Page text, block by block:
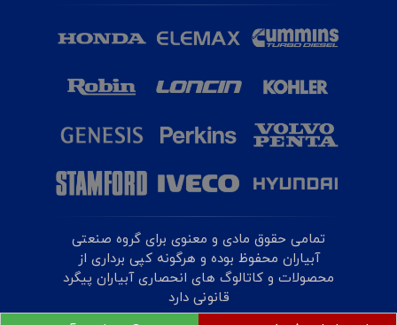
تمامی حقوق مادی و معنوی برای گروه صنعتی
آبیاران محفوظ بوده و هرگونه کپی برداری از
محصولات و کاتالوگ های انحصاری آبیاران پیگرد
قانونی دارد